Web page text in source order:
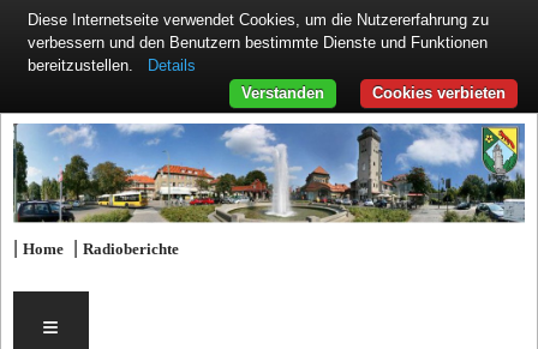
|Home |Radioberichte
≡
Diese Internetseite verwendet Cookies, um die Nutzererfahrung zu
verbessern und den Benutzern bestimmte Dienste und Funktionen
bereitzustellen.
Details
Cookies verbieten
Verstanden